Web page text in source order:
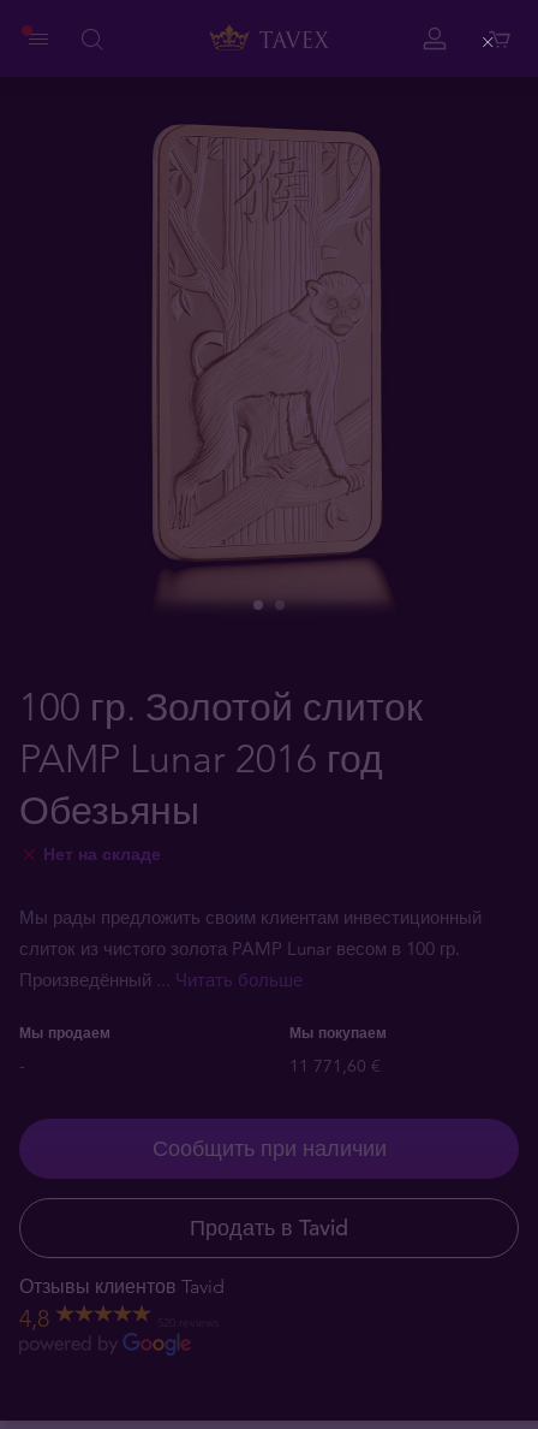
100 гр. Золотой слиток
PAMP Lunar 2016 год
Обезьяны
Нет на складе
Мы рады предложить своим клиентам инвестиционный
слиток из чистого золота PAMP Lunar весом в 100 гр.
Произведённый ... Читать больше
Мы продаем Мы покупаем
- 11 771,60 €
Сообщить при наличии
Продать в Tavid
Отзывы клиентов Tavid
4,8
Close